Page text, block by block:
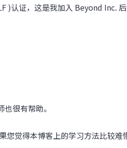
)认证，这是我加入 Beyond Inc.
很有帮助。
您觉得本博客上的学习方法比较难